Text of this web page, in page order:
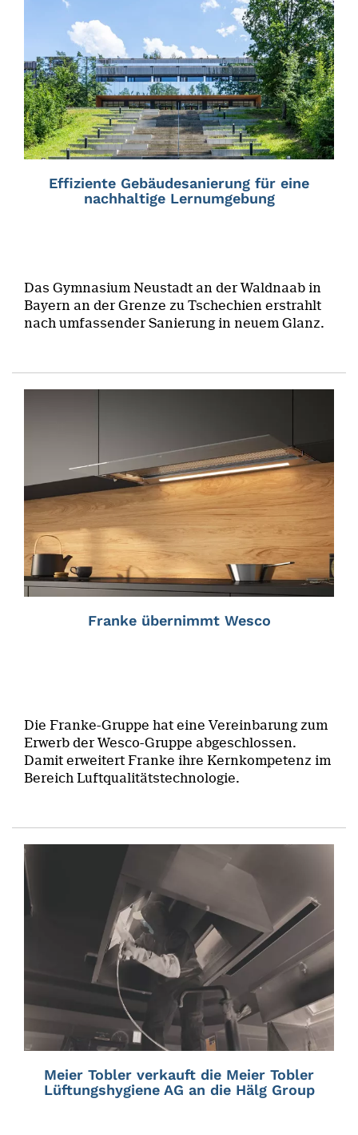
Effiziente Gebäudesanierung für eine
nachhaltige Lernumgebung
Das Gymnasium Neustadt an der Waldnaab in
Bayern an der Grenze zu Tschechien erstrahlt
nach umfassender Sanierung in neuem Glanz.
Franke übernimmt Wesco
Die Franke-Gruppe hat eine Vereinbarung zum
Erwerb der Wesco-Gruppe abgeschlossen.
Damit erweitert Franke ihre Kernkompetenz im
Bereich Luftqualitätstechnologie.
Meier Tobler verkauft die Meier Tobler
Lüftungshygiene AG an die Hälg Group